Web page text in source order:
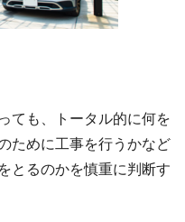
ても、トータル的に何を
ために工事を行うかなど
とるのかを慎重に判断す